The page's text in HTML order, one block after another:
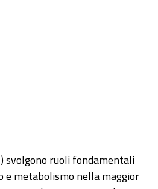
svolgono ruoli fondamentali
e metabolismo nella maggior